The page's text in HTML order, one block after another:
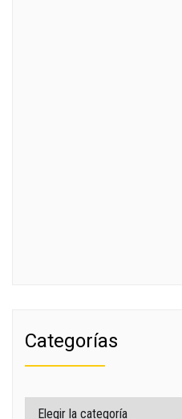
Categorías
Categorías